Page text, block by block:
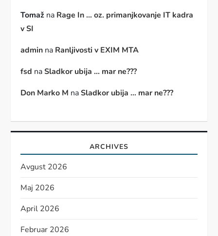
Tomaž na Rage In … oz. primanjkovanje IT kadra
v SI
admin na Ranljivosti v EXIM MTA
fsd naSladkor ubija … mar ne???
Don Marko M naSladkor ubija … mar ne???
ARCHIVES
Avgust 2026
Maj 2026
April 2026
Februar 2026